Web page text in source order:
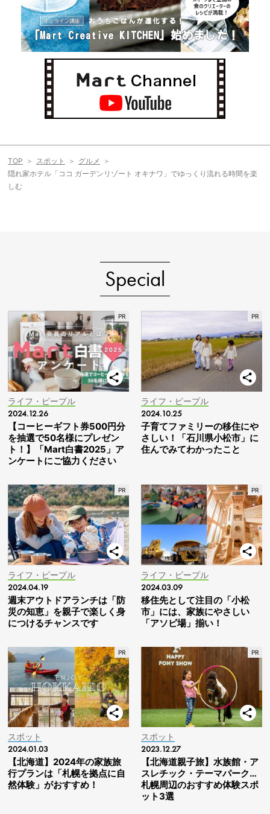
TOP スポット
グルメ
隠れ家ホテル「ココ ガーデンリゾート オキナワ」でゆっくり流れる時間を楽
しむ
Special
ライフ・ピープル
2024.12.26
【コーヒーギフト券500円分
を抽選で50名様にプレゼン
ト！】「Mart白書2025」ア
ンケートにご協力ください
ライフ・ピープル
2024.10.25
子育てファミリーの移住にや
さしい！「石川県小松市」に
住んでみてわかったこと
ライフ・ピープル
2024.04.19
週末アウトドアランチは「防
災の知恵」を親子で楽しく身
につけるチャンスです
ライフ・ピープル
2024.03.09
移住先として注目の「小松
市」には、家族にやさしい
「アソビ場」揃い！
スポット
2024.01.03
【北海道】2024年の家族旅
行プランは「札幌を拠点に自
然体験」がおすすめ！
スポット
2023.12.27
【北海道親子旅】水族館・ア
スレチック・テーマパーク…
札幌周辺のおすすめ体験スポ
ット3選